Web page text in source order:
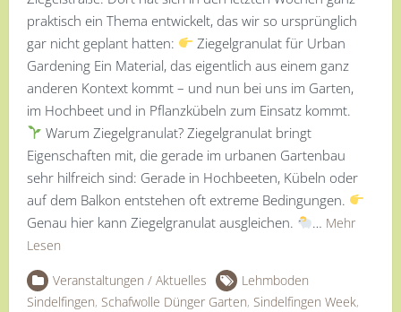
praktisch ein Thema entwickelt, das wir so ursprünglich
gar nicht geplant hatten:
Ziegelgranulat für Urban
Gardening Ein Material, das eigentlich aus einem ganz
anderen Kontext kommt – und nun bei uns im Garten,
im Hochbeet und in Pflanzkübeln zum Einsatz kommt.
Warum Ziegelgranulat? Ziegelgranulat bringt
Eigenschaften mit, die gerade im urbanen Gartenbau
sehr hilfreich sind: Gerade in Hochbeeten, Kübeln oder
auf dem Balkon entstehen oft extreme Bedingungen.
Genau hier kann Ziegelgranulat ausgleichen.
… Mehr
Lesen
Veranstaltungen / Aktuelles
Lehmboden
Sindelfingen, Schafwolle Dünger Garten, Sindelfingen Week,